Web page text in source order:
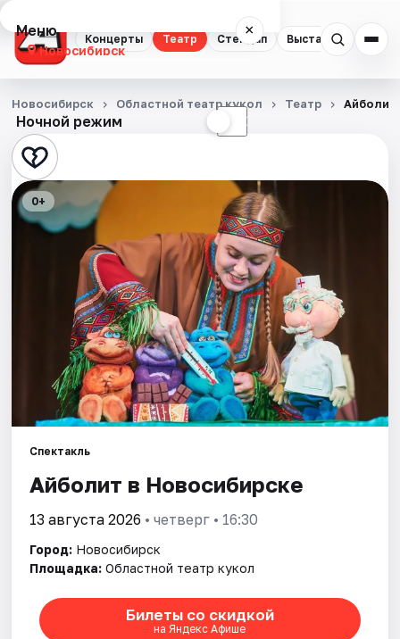
Концерты Театр Стендап Выставки
Меню ×
Новосибирск
Концерты
Театр
Стендап
Выставки
Экскурсии
События
Города
Площадки
Артисты
Рейтинги
Ночной режим ☾
Новосибирск Областной театр кукол Театр Айболит
0+
Спектакль
Айболит в Новосибирске
13 августа 2026 • четверг • 16:30
Город: Новосибирск
Площадка: Областной театр кукол
Билеты со скидкой
на Яндекс Афише